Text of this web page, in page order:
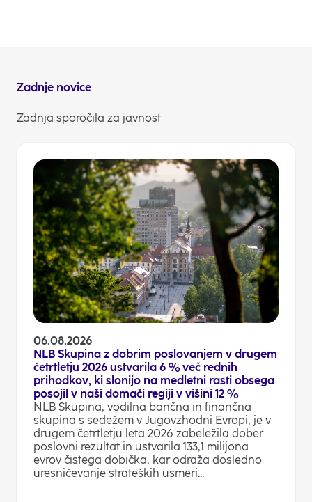
Zadnje novice
Zadnja sporočila za javnost
06.08.2026
NLB Skupina z dobrim poslovanjem v drugem
četrtletju 2026 ustvarila 6 % več rednih
prihodkov, ki slonijo na medletni rasti obsega
posojil v naši domači regiji v višini 12 %
NLB Skupina, vodilna bančna in finančna
skupina s sedežem v Jugovzhodni Evropi, je v
drugem četrtletju leta 2026 zabeležila dober
poslovni rezultat in ustvarila 133,1 milijona
evrov čistega dobička, kar odraža dosledno
uresničevanje strateških usmeri...